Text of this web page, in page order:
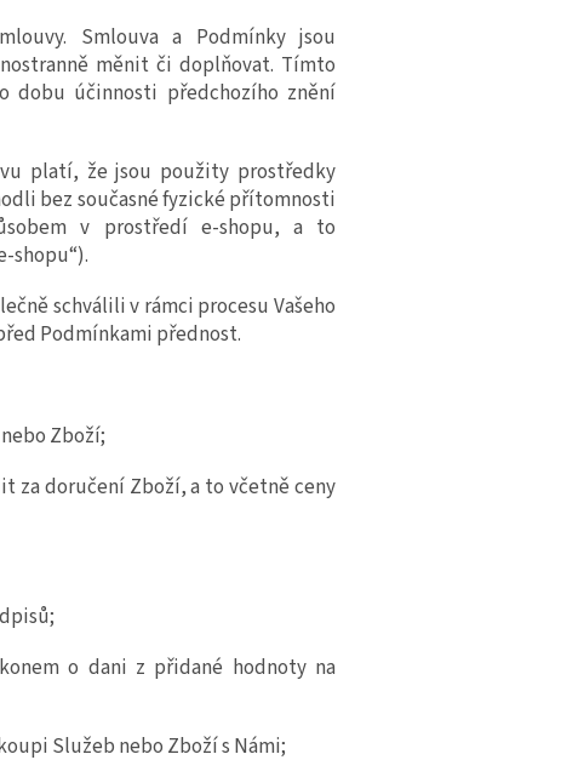
Smlouva a Podmínky jsou
měnit či doplňovat. Tímto
dobu účinnosti předchozího znění
platí, že jsou použity prostředky
bez současné fyzické přítomnosti
v prostředí e-shopu, a to
-shopu“).
schválili v rámci procesu Vašeho
Podmínkami přednost.
Zboží;
za doručení Zboží, a to včetně ceny
o dani z přidané hodnoty na
Služeb nebo Zboží s Námi;